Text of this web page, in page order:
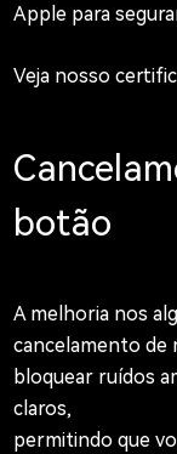
Apple para
Veja nosso
botão
A melhoria nos
cancelamento de
bloquear ruídos
claros,
permitindo que